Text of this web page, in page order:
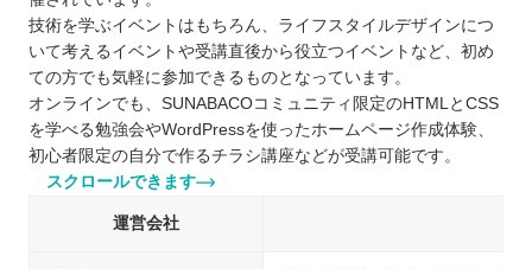
技術を学ぶイベントはもちろん、ライフスタイルデザインにつ
いて考えるイベントや受講直後から役立つイベントなど、初め
ての方でも気軽に参加できるものとなっています。
オンラインでも、SUNABACOコミュニティ限定のHTMLとCSS
を学べる勉強会やWordPressを使ったホームページ作成体験、
初心者限定の自分で作るチラシ講座などが受講可能です。
スクロールできます
運営会社